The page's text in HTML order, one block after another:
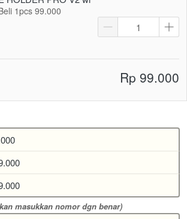
masukkan nomor dgn benar)
1pcs 99.000
Rp 99.000